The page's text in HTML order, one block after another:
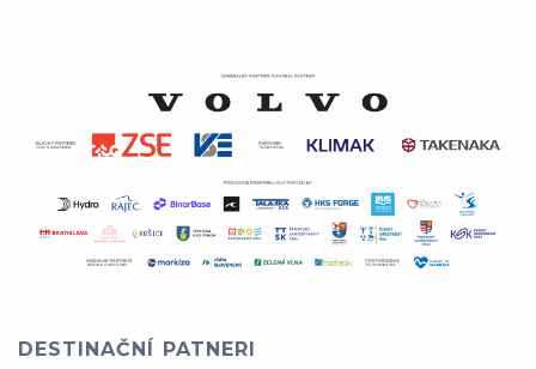
DESTINAČNÍ PATNERI